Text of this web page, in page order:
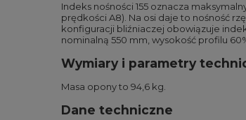
Indeks nośności 155 oznacza
prędkości A8). Na osi daje to nośność
konfiguracji bliźniaczej obowiązuje
nominalną 550 mm, wysokość profilu
Wymiary i parametry
Masa opony to 94,6 kg.
Dane techniczne